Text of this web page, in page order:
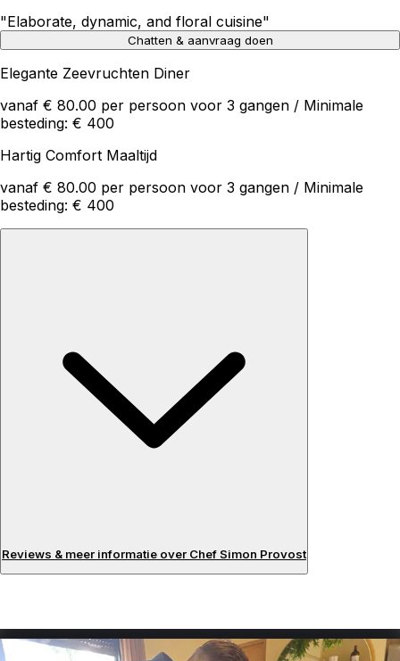
"Elaborate, dynamic, and floral cuisine"
Chatten & aanvraag doen
Elegante Zeevruchten Diner
vanaf € 80.00 per persoon voor 3 gangen / Minimale
besteding: € 400
Hartig Comfort Maaltijd
vanaf € 80.00 per persoon voor 3 gangen / Minimale
besteding: € 400
Reviews & meer informatie over Chef Simon Provost
Over de chef